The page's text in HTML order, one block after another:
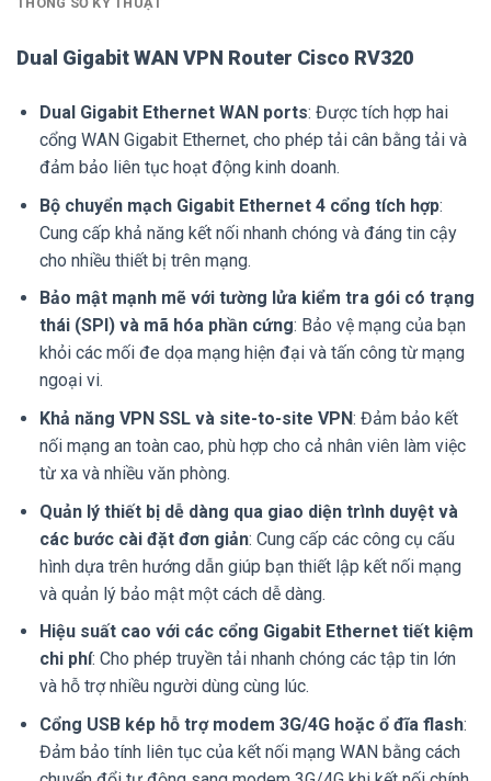
Dual Gigabit WAN VPN Router Cisco RV320
Dual Gigabit Ethernet WAN ports: Được tích hợp hai
cổng WAN Gigabit Ethernet, cho phép tải cân bằng tải và
đảm bảo liên tục hoạt động kinh doanh.
Bộ chuyển mạch Gigabit Ethernet 4 cổng tích hợp:
Cung cấp khả năng kết nối nhanh chóng và đáng tin cậy
cho nhiều thiết bị trên mạng.
Bảo mật mạnh mẽ với tường lửa kiểm tra gói có trạng
thái (SPI) và mã hóa phần cứng: Bảo vệ mạng của bạn
khỏi các mối đe dọa mạng hiện đại và tấn công từ mạng
ngoại vi.
Khả năng VPN SSL và site-to-site VPN: Đảm bảo kết
nối mạng an toàn cao, phù hợp cho cả nhân viên làm việc
từ xa và nhiều văn phòng.
Quản lý thiết bị dễ dàng qua giao diện trình duyệt và
các bước cài đặt đơn giản: Cung cấp các công cụ cấu
hình dựa trên hướng dẫn giúp bạn thiết lập kết nối mạng
và quản lý bảo mật một cách dễ dàng.
Hiệu suất cao với các cổng Gigabit Ethernet tiết kiệm
chi phí: Cho phép truyền tải nhanh chóng các tập tin lớn
và hỗ trợ nhiều người dùng cùng lúc.
Cổng USB kép hỗ trợ modem 3G/4G hoặc ổ đĩa flash:
Đảm bảo tính liên tục của kết nối mạng WAN bằng cách